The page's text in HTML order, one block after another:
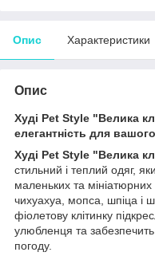
Опис Характеристики
Опис
Худі Pet Style "Велика
елегантність для
Худі Pet Style "Велика
стильний і теплий одяг,
маленьких та
чихуахуа, мопса, шпіца і
фіолетову клітинку
улюбленця та
погоду.